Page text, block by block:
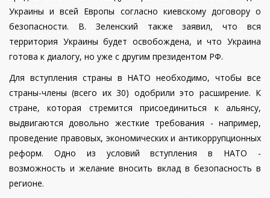
Украины и всей Европы согласно киевскому договору о
безопасности. В. Зеленский также заявил, что вся
территория Украины будет освобождена, и что Украина
готова к диалогу, но уже с другим президентом РФ.
Для вступления страны в НАТО необходимо, чтобы все
страны-члены (всего их 30) одобрили это расширение. К
стране, которая стремится присоединиться к альянсу,
выдвигаются довольно жесткие требования - например,
проведение правовых, экономических и антикоррупционных
реформ. Одно из условий вступления в НАТО -
возможность и желание вносить вклад в безопасность в
регионе.